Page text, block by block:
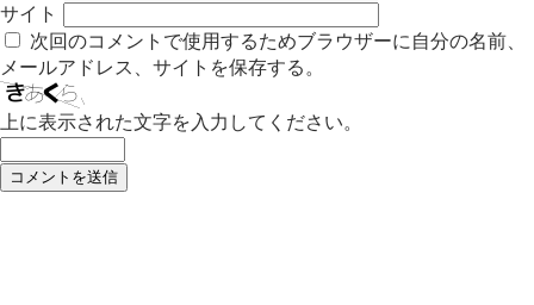
サイト
次回のコメントで使用するためブラウザーに自分の名前、
メールアドレス、サイトを保存する。
上に表示された文字を入力してください。